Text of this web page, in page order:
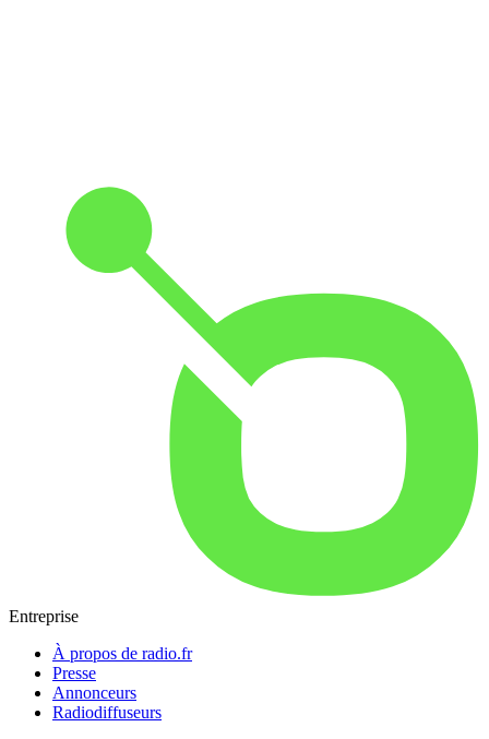
Entreprise
À propos de radio.fr
Presse
Annonceurs
Radiodiffuseurs